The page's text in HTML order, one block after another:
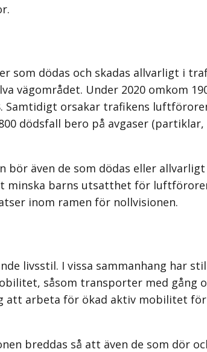
dödas och skadas allvarligt i
vägområdet. Under 2020 omkom
Samtidigt orsakar trafikens
dödsfall bero på avgaser (partiklar,
även de som dödas eller allvarligt
minska barns utsatthet för
inom ramen för nollvisionen.
livsstil. I vissa sammanhang har
såsom transporter med gång
att arbeta för ökad aktiv mobilitet
breddas så att även de som dör